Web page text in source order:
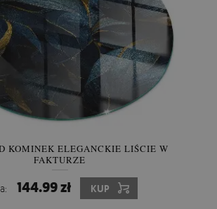
KOMINEK ELEGANCKIE LIŚCIE W
FAKTURZE
144.99 zł KUP